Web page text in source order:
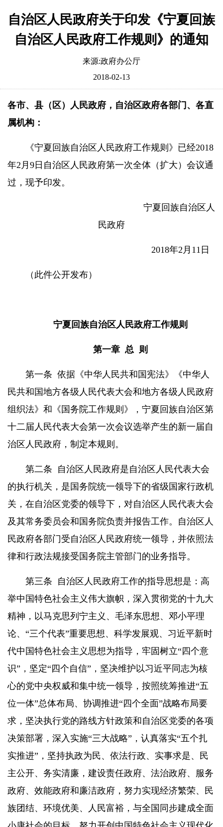
自治区人民政府关于印发《宁夏回族
自治区人民政府工作规则》的通知
来源:政府办公厅
2018-02-13
各市、县（区）人民政府，自治区政府各部门、各直
属机构：
《宁夏回族自治区人民政府工作规则》已经2018
年2 月 9 日自治区人民政府第一次全体（扩大）会议通
过，现予印发。
宁夏回族自治区人
民政府
2018年2 月 11 日
（此件公开发布）
宁夏回族自治区人民政府工作规则
第一章 总 则
第一条 依据《中华人民共和国宪法》《中华人
民共和国地方各级人民代表大会和地方各级人民政府
组织法》和《国务院工作规则》，宁夏回族自治区第
十二届人民代表大会第一次会议选举产生的新一届自
治区人民政府，制定本规则。
第二条
自治区人民政府是自治区人民代表大会
的执行机关，是国务院统一领导下的省级国家行政机
关，在自治区党委的领导下，对自治区人民代表大会
及其常务委员会和国务院负责并报告工作。自治区人
民政府各部门受自治区人民政府统一领导，并依照法
律和行政法规接受国务院主管部门的业务指导。
第三条
自治区人民政府工作的指导思想是：高
举中国特色社会主义伟大旗帜，深入贯彻党的十九大
精神，以马克思列宁主义、毛泽东思想、邓小平理
论、“三个代表”重要思想、科学发展观、习近平新时
代中国特色社会主义思想为指导，牢固树立“四个意
识”，坚定“四个自信”，坚决维护以习近平同志为核
心的党中央权威和集中统一领导，按照统筹推进“五
位一体”总体布局、协调推进“四个全面”战略布局要
求，坚决执行党的路线方针政策和自治区党委的各项
决策部署，深入实施“三大战略”，认真落实“五个扎
实推进”，坚持执政为民、依法行政、实事求是、民
主公开、务实清廉，建设责任政府、法治政府、服务
政府、效能政府和廉洁政府，努力实现经济繁荣、民
族团结、环境优美、人民富裕，与全国同步建成全面